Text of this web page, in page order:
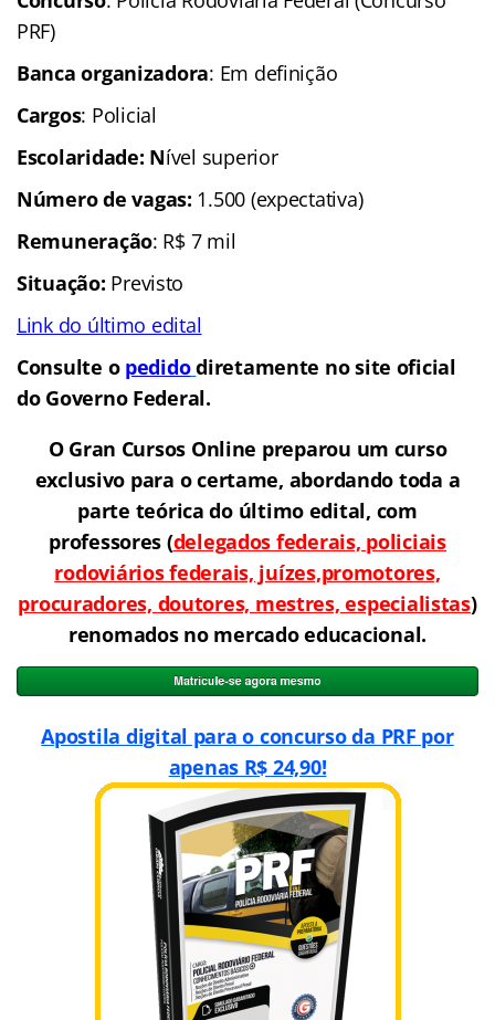
PRF)
Banca organizadora: Em definição
Cargos: Policial
Escolaridade: Nível superior
Número de vagas: 1.500 (expectativa)
Remuneração: R$ 7 mil
Situação: Previsto
Link do último edital
Consulte o pedidodiretamente no site oficial
do Governo Federal.
O Gran Cursos Online preparou um curso
exclusivo para o certame, abordando toda a
parte teórica do último edital, com
professores (delegados federais, policiais
rodoviários federais, juízes,promotores,
procuradores, doutores, mestres, especialistas)
renomados no mercado educacional.
Apostila digital para o concurso da PRF por
apenas R$ 24,90!